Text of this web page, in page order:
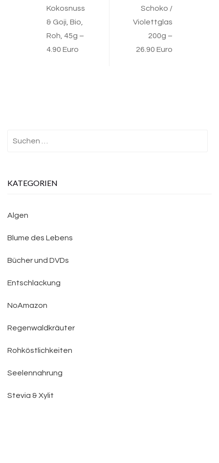
Kokosnuss
& Goji, Bio,
Roh, 45g –
4.90 Euro
Schoko /
Violettglas
200g –
26.90 Euro
KATEGORIEN
Algen
Blume des Lebens
Bücher und DVDs
Entschlackung
NoAmazon
Regenwaldkräuter
Rohköstlichkeiten
Seelennahrung
Stevia & Xylit